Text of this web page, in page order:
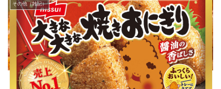
その他（雑記）